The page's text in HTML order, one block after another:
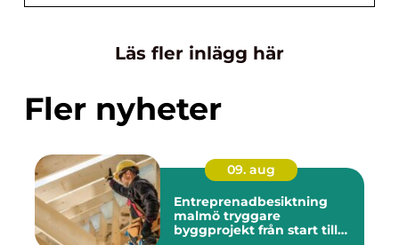
Läs fler inlägg här
Fler nyheter
09. aug
Entreprenadbesiktning
malmö tryggare
byggprojekt från start till